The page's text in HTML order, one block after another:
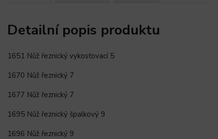
Detailní popis produktu
1651 Nůž řeznický vykosťovací 5
1670 Nůž řeznický 7
1677 Nůž řeznický 7
1695 Nůž řeznický špalkový 9
1696 Nůž řeznický 9